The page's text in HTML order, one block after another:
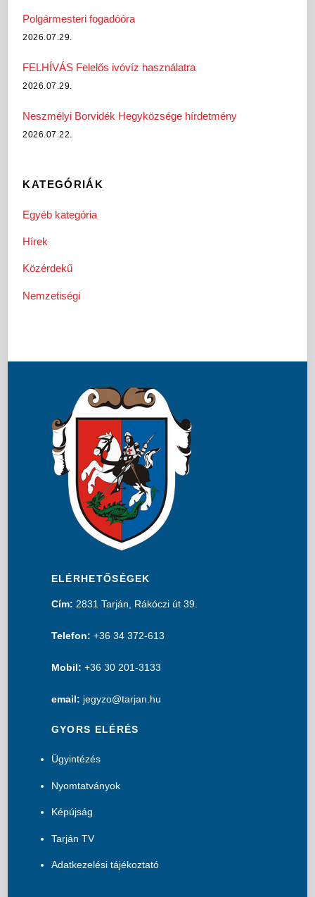
Polgármesteri fogadóóra
2026.07.29.
FELHÍVÁS Felelős ivóvíz használatra
2026.07.29.
Neszmélyi Borvidék Hegyközsége hírdetmény
2026.07.22.
KATEGÓRIÁK
Egyéb kategória
Hírek
Közérdekű
Nemzetiségi
ELÉRHETŐSÉGEK
Cím: 2831 Tarján, Rákóczi út 39.
Telefon: +36 34 372-613
Mobil: +36 30 201-3133
email: jegyzo@tarjan.hu
GYORS ELÉRÉS
Ügyintézés
Nyomtatványok
Képújság
Tarján TV
Adatkezelési tájékoztató